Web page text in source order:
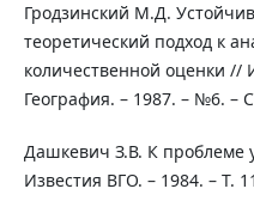
Гродзинский М.Д.
теоретический подход к
количественной оценки //
География. – 1987. – №6. –
Дашкевич З.В. К проблеме
Известия ВГО. – 1984. – Т.